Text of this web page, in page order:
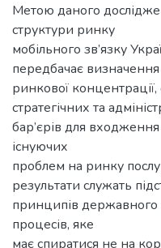
Метою даного
структури ринку
мобільного зв’язку
передбачає визначення
ринкової
стратегічних та
бар’єрів для
існуючих
проблем на ринку
результати служать
принципів державного
процесів, яке
має спиратися не на